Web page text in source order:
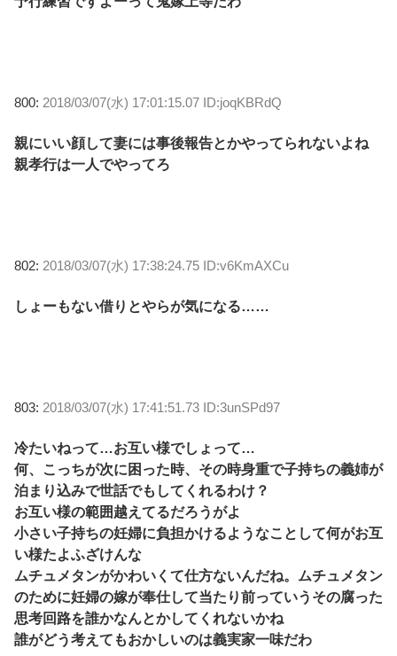
800: 2018/03/07(水) 17:01:15.07 ID:joqKBRdQ
親にいい顔して妻には事後報告とかやってられないよね
親孝行は一人でやってろ
802: 2018/03/07(水) 17:38:24.75 ID:v6KmAXCu
しょーもない借りとやらが気になる……
803: 2018/03/07(水) 17:41:51.73 ID:3unSPd97
冷たいねって…お互い様でしょって…
何、こっちが次に困った時、その時身重で子持ちの義姉が
泊まり込みで世話でもしてくれるわけ？
お互い様の範囲越えてるだろうがよ
小さい子持ちの妊婦に負担かけるようなことして何がお互
い様たよふざけんな
ムチュメタンがかわいくて仕方ないんだね。ムチュメタン
のために妊婦の嫁が奉仕して当たり前っていうその腐った
思考回路を誰かなんとかしてくれないかね
誰がどう考えてもおかしいのは義実家一味だわ